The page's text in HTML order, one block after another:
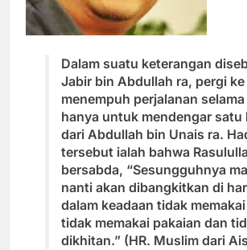
Dalam suatu keterangan
Jabir bin Abdullah ra, pergi ke
menempuh perjalanan
hanya untuk mendengar satu
dari Abdullah bin Unais ra.
tersebut ialah bahwa
bersabda, “Sesungguhnya
nanti akan dibangkitkan di
dalam keadaan tidak
tidak memakai pakaian dan
dikhitan.” (HR. Muslim dari